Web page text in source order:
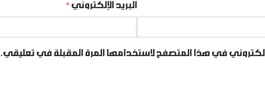
البريد الإلكتروني *
في هذا المتصفح لاستخدامها المرة المقبلة في تعليقي.